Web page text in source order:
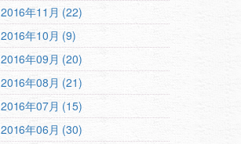
2016年11月 (22)
2016年10月 (9)
2016年09月 (20)
2016年08月 (21)
2016年07月 (15)
2016年06月 (30)